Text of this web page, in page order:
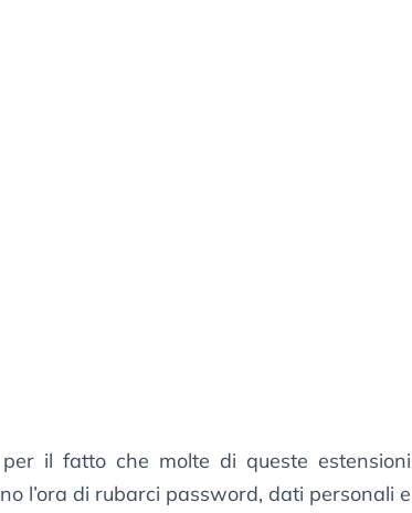
il fatto che molte di queste estensioni
l’ora di rubarci password, dati personali e